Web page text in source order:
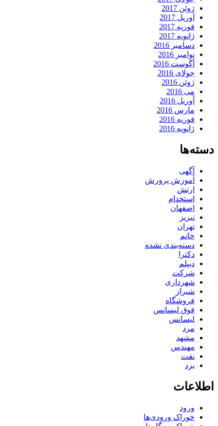
ژوئن 2017
آوریل 2017
فوریه 2017
ژانویه 2017
دسامبر 2016
نوامبر 2016
آگوست 2016
جولای 2016
ژوئن 2016
می 2016
آوریل 2016
مارس 2016
فوریه 2016
ژانویه 2016
دسته‌ها
آگهی
آموزش پرورش
ارتش
استخدام
اصفهان
تبریز
تهران
خانم
دسته‌بندی نشده
دکترا
دیپلم
شرکت
شهرداری
شیراز
فروشگاه
فوق لیسانس
لیسانس
مرد
مشهد
مهندس
نفت
یزد
اطلاعات
ورود
خوراک ورودی‌ها